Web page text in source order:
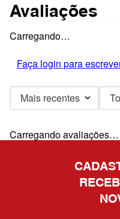
Avaliações
Carregando…
Faça login para
Mais recentes
Carregando avaliações…